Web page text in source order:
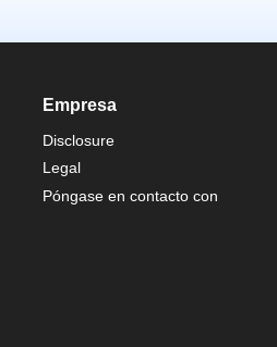
Empresa
Disclosure
Legal
Póngase en contacto con